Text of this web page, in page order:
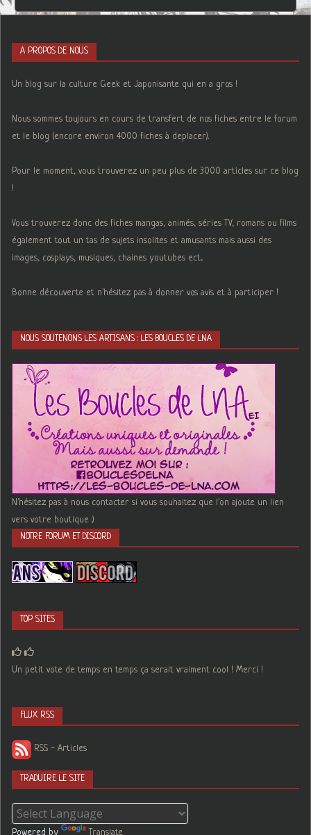
A PROPOS DE NOUS
Un blog sur la culture Geek et Japonisante qui en a gros !
Nous sommes toujours en cours de transfert de nos fiches entre le forum
et le blog (encore environ 4000 fiches à deplacer).
Pour le moment, vous trouverez un peu plus de 3000 articles sur ce blog
!
Vous trouverez donc des fiches mangas, animés, séries TV, romans ou films
également tout un tas de sujets insolites et amusants mais aussi des
images, cosplays, musiques, chaines youtubes ect...
Bonne découverte et n'hésitez pas à donner vos avis et à participer !
NOUS SOUTENONS LES ARTISANS : LES BOUCLES DE LNA
N'hésitez pas à nous contacter si vous souhaitez que l'on ajoute un lien
vers votre boutique :)
NOTRE FORUM ET DISCORD
TOP SITES
Un petit vote de temps en temps ça serait vraiment cool ! Merci !
FLUX RSS
RSS - Articles
TRADUIRE LE SITE
Powered by Translate